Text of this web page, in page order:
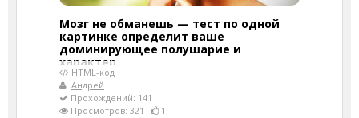
Мозг не обманешь — тест по одной
картинке определит ваше
доминирующее полушарие и
характер
HTML-код
Андрей
Прохождений: 141
Просмотров: 321
1